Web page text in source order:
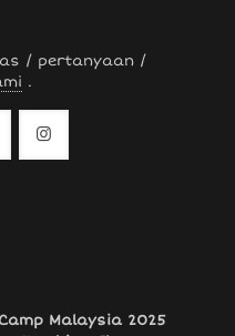
/ pertanyaan /
.
Malaysia 2025